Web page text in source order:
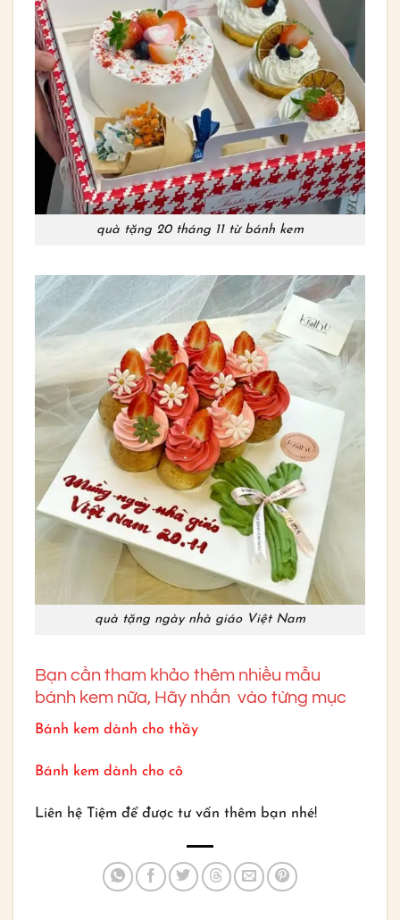
quà tặng 20 tháng 11 từ bánh kem
quà tặng ngày nhà giáo Việt Nam
Bạn cần tham khảo thêm nhiều mẫu
bánh kem nữa, Hãy nhấn vào từng mục
Bánh kem dành cho thầy
Bánh kem dành cho cô
Liên hệ Tiệm để được tư vấn thêm bạn nhé!